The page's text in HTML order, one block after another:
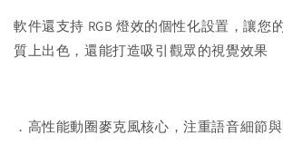
軟件還支持 RGB 燈效的個性化設置，讓您
質上出色，還能打造吸引觀眾的視覺效果
．高性能動圈麥克風核心，注重語音細節